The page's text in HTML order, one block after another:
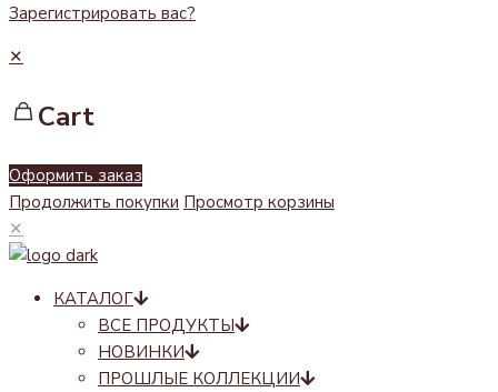
Зарегистрировать вас?
✕
Cart
Оформить заказ
Продолжить покупки Просмотр корзины
✕
КАТАЛОГ
ВСЕ ПРОДУКТЫ
НОВИНКИ
ПРОШЛЫЕ КОЛЛЕКЦИИ